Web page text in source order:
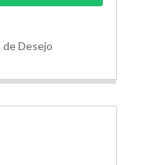
de Desejo